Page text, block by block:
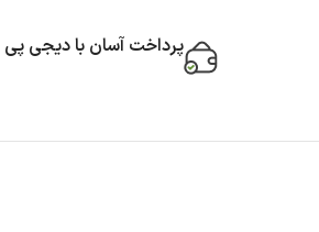
پرداخت آسان با دیجی پی